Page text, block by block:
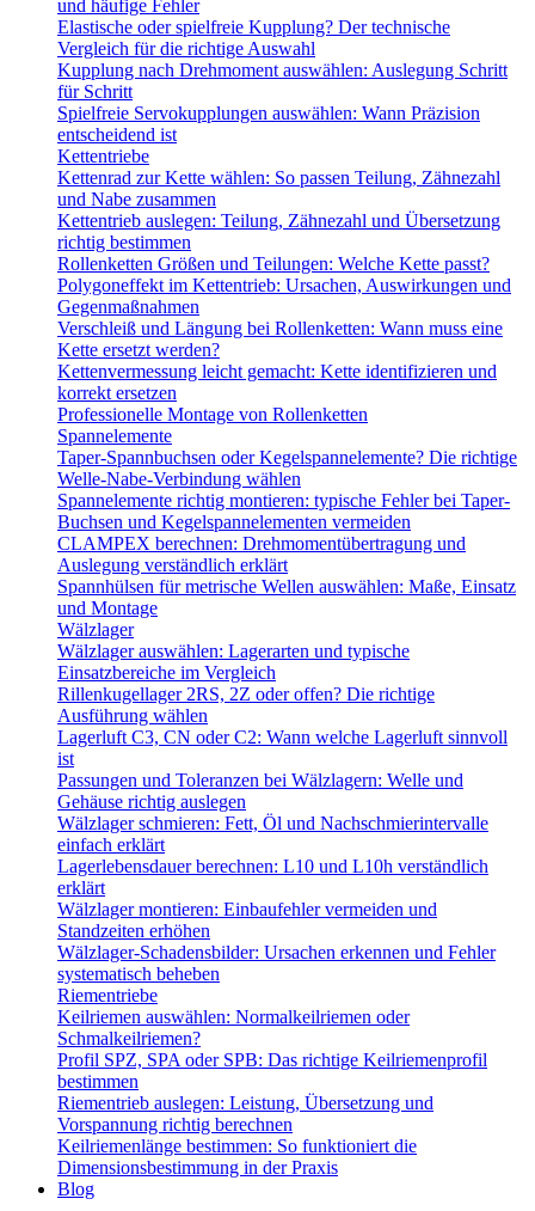
und häufige Fehler
Elastische oder spielfreie Kupplung? Der technische
Vergleich für die richtige Auswahl
Kupplung nach Drehmoment auswählen: Auslegung Schritt
für Schritt
Spielfreie Servokupplungen auswählen: Wann Präzision
entscheidend ist
Kettentriebe
Kettenrad zur Kette wählen: So passen Teilung, Zähnezahl
und Nabe zusammen
Kettentrieb auslegen: Teilung, Zähnezahl und Übersetzung
richtig bestimmen
Rollenketten Größen und Teilungen: Welche Kette passt?
Polygoneffekt im Kettentrieb: Ursachen, Auswirkungen und
Gegenmaßnahmen
Verschleiß und Längung bei Rollenketten: Wann muss eine
Kette ersetzt werden?
Kettenvermessung leicht gemacht: Kette identifizieren und
korrekt ersetzen
Professionelle Montage von Rollenketten
Spannelemente
Taper-Spannbuchsen oder Kegelspannelemente? Die richtige
Welle-Nabe-Verbindung wählen
Spannelemente richtig montieren: typische Fehler bei Taper-
Buchsen und Kegelspannelementen vermeiden
CLAMPEX berechnen: Drehmomentübertragung und
Auslegung verständlich erklärt
Spannhülsen für metrische Wellen auswählen: Maße, Einsatz
und Montage
Wälzlager
Wälzlager auswählen: Lagerarten und typische
Einsatzbereiche im Vergleich
Rillenkugellager 2RS, 2Z oder offen? Die richtige
Ausführung wählen
Lagerluft C3, CN oder C2: Wann welche Lagerluft sinnvoll
ist
Passungen und Toleranzen bei Wälzlagern: Welle und
Gehäuse richtig auslegen
Wälzlager schmieren: Fett, Öl und Nachschmierintervalle
einfach erklärt
Lagerlebensdauer berechnen: L10 und L10h verständlich
erklärt
Wälzlager montieren: Einbaufehler vermeiden und
Standzeiten erhöhen
Wälzlager-Schadensbilder: Ursachen erkennen und Fehler
systematisch beheben
Riementriebe
Keilriemen auswählen: Normalkeilriemen oder
Schmalkeilriemen?
Profil SPZ, SPA oder SPB: Das richtige Keilriemenprofil
bestimmen
Riementrieb auslegen: Leistung, Übersetzung und
Vorspannung richtig berechnen
Keilriemenlänge bestimmen: So funktioniert die
Dimensionsbestimmung in der Praxis
Blog